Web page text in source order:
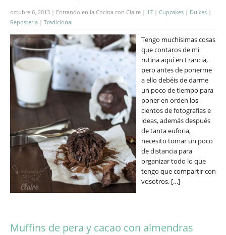
octubre 6, 2013 | Entrando en la Cocina con Claire | 17 | Cupcakes | Dulces |
Repostería | Tradicional
Tengo muchísimas cosas
que contaros de mi
rutina aquí en Francia,
pero antes de ponerme
a ello debéis de darme
un poco de tiempo para
poner en orden los
cientos de fotografías e
ideas, además después
de tanta euforia,
necesito tomar un poco
de distancia para
organizar todo lo que
tengo que compartir con
vosotros. […]
Muffins de pera y cacao con almendras